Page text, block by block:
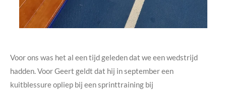
Voor ons was het al een tijd geleden dat we een wedstrijd
hadden. Voor Geert geldt dat hij in september een
kuitblessure opliep bij een sprinttraining bij